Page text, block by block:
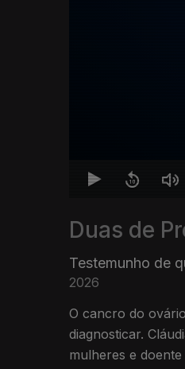
Duas de
Testemunho de
2026
O cancro do
diagnosticar.
mulheres e